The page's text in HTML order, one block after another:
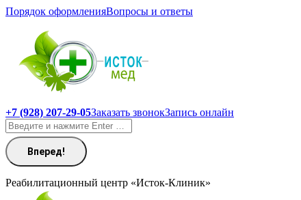
Перейти
содержанию
Порядок оформленияВопросы и ответы
+7 (928) 207-29-05Заказать звонокЗапись онлайн
Поиск:
Реабилитационный центр «Исток-Клиник»